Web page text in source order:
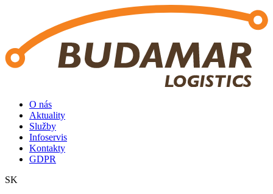
O nás
Aktuality
Služby
Infoservis
Kontakty
GDPR
SK